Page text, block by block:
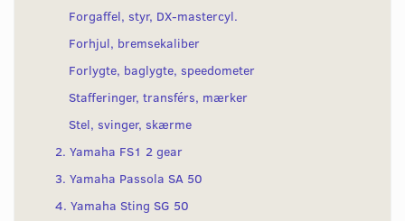
Forgaffel, styr, DX-mastercyl.
Forhjul, bremsekaliber
Forlygte, baglygte, speedometer
Stafferinger, transférs, mærker
Stel, svinger, skærme
2. Yamaha FS1 2 gear
3. Yamaha Passola SA 50
4. Yamaha Sting SG 50